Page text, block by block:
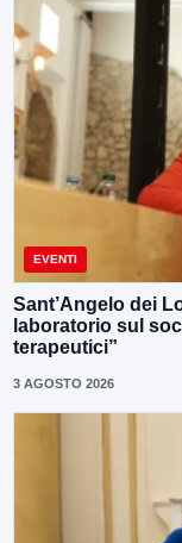
EVENTI
Sant’Angelo dei
laboratorio sul
terapeutici”
3 AGOSTO 2026